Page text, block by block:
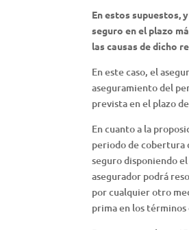
En estos supuestos,
seguro en el plazo
las causas de dicho
En este caso, el
aseguramiento del
prevista en el plazo
En cuanto a la
periodo de cobertura
seguro disponiendo
asegurador podrá
por cualquier otro
prima en los